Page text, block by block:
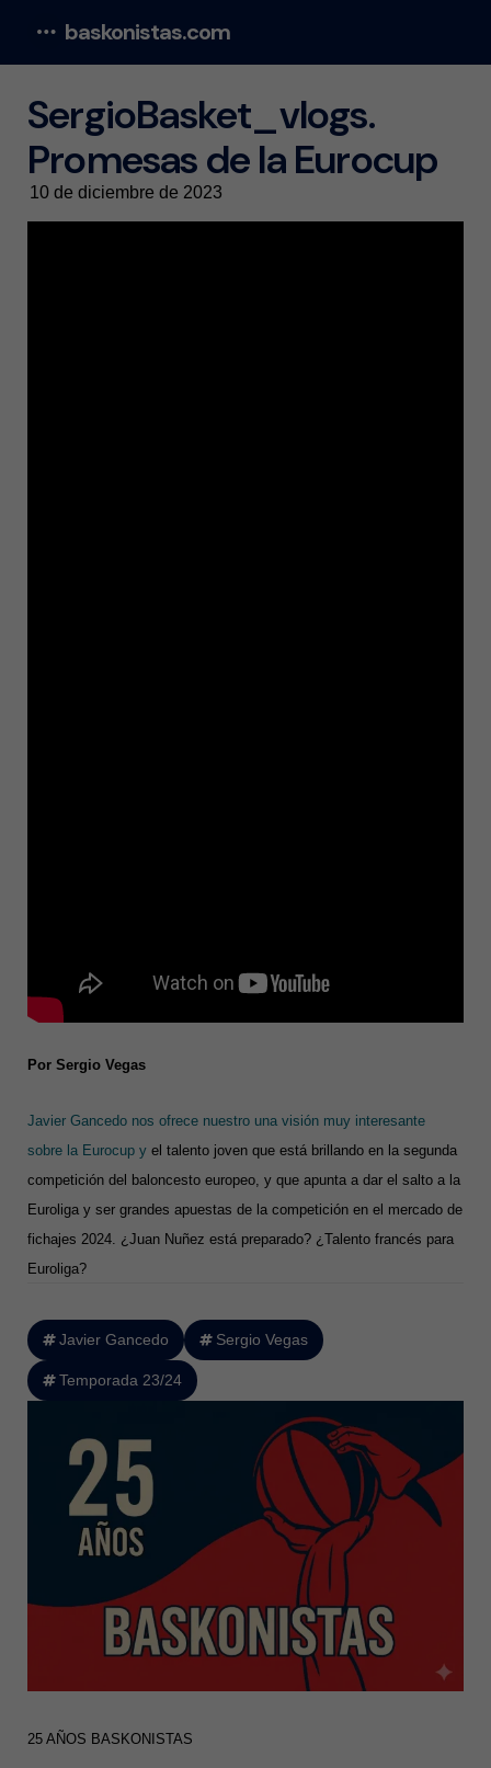
baskonistas.com
SergioBasket_vlogs.
Promesas de la Eurocup
10 de diciembre de 2023
Por Sergio Vegas
Javier Gancedo nos ofrece nuestro una visión muy interesante
sobre la Eurocup y el talento joven que está brillando en la segunda
competición del baloncesto europeo, y que apunta a dar el salto a la
Euroliga y ser grandes apuestas de la competición en el mercado de
fichajes 2024. ¿Juan Nuñez está preparado? ¿Talento francés para
Euroliga?
Javier Gancedo Sergio Vegas
Temporada 23/24
25 AÑOS BASKONISTAS